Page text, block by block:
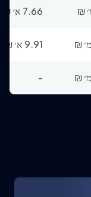
₪ 7.66 א׳ ₪
₪ 9.91 א׳ ₪
₪
-